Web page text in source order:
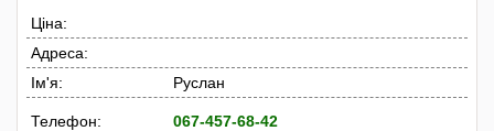
Ціна:
Адреса:
Ім'я:
Руслан
Телефон: 067-457-68-42